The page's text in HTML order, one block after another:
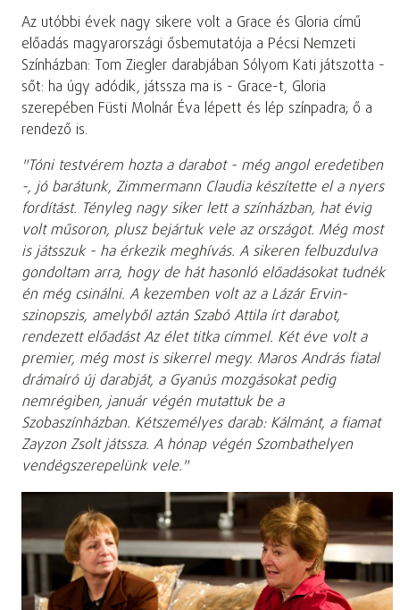
Az utóbbi évek nagy sikere volt a Grace és Gloria című
előadás magyarországi ősbemutatója a Pécsi Nemzeti
Színházban: Tom Ziegler darabjában Sólyom Kati játszotta -
sőt: ha úgy adódik, játssza ma is - Grace-t, Gloria
szerepében Füsti Molnár Éva lépett és lép színpadra; ő a
rendező is.
"Tóni testvérem hozta a darabot - még angol eredetiben
-, jó barátunk, Zimmermann Claudia készítette el a nyers
fordítást. Tényleg nagy siker lett a színházban, hat évig
volt műsoron, plusz bejártuk vele az országot. Még most
is játsszuk - ha érkezik meghívás. A sikeren felbuzdulva
gondoltam arra, hogy de hát hasonló előadásokat tudnék
én még csinálni. A kezemben volt az a Lázár Ervin-
szinopszis, amelyből aztán Szabó Attila írt darabot,
rendezett előadást Az élet titka címmel. Két éve volt a
premier, még most is sikerrel megy. Maros András fiatal
drámaíró új darabját, a Gyanús mozgásokat pedig
nemrégiben, január végén mutattuk be a
Szobaszínházban. Kétszemélyes darab: Kálmánt, a fiamat
Zayzon Zsolt játssza. A hónap végén Szombathelyen
vendégszerepelünk vele."